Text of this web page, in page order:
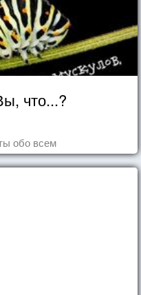
что...?
обо всем